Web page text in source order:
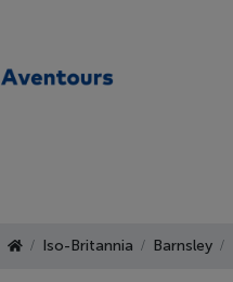
Iso-Britannia Barnsley